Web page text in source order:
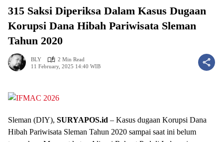
315 Saksi Diperiksa Dalam Kasus Dugaan
Korupsi Dana Hibah Pariwisata Sleman
Tahun 2020
BLY
2 Min Read
11 February, 2025 14:40 WIB
Sleman (DIY), SURYAPOS.id – Kasus dugaan Korupsi Dana
Hibah Pariwisata Sleman Tahun 2020 sampai saat ini belum